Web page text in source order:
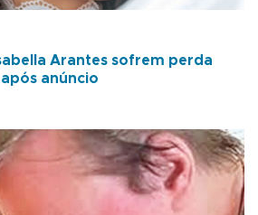
Arantes sofrem perda
anúncio